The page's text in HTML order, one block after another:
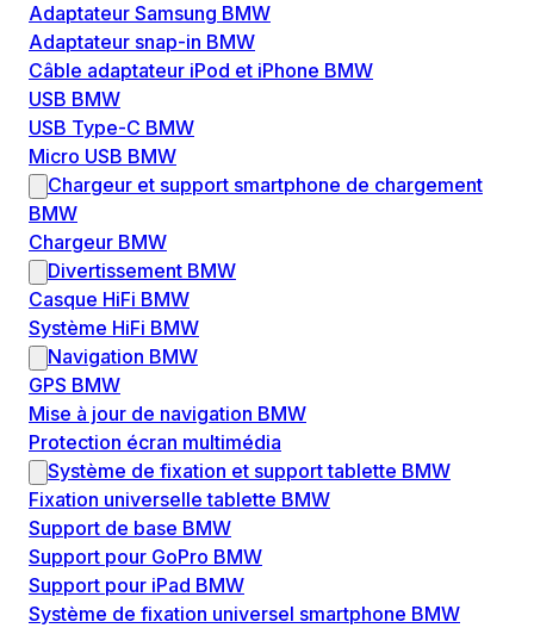
Adaptateur Samsung BMW
Adaptateur snap-in BMW
Câble adaptateur iPod et iPhone BMW
USB BMW
USB Type-C BMW
Micro USB BMW
Chargeur et support smartphone de chargement
BMW
Chargeur BMW
Divertissement BMW
Casque HiFi BMW
Système HiFi BMW
Navigation BMW
GPS BMW
Mise à jour de navigation BMW
Protection écran multimédia
Système de fixation et support tablette BMW
Fixation universelle tablette BMW
Support de base BMW
Support pour GoPro BMW
Support pour iPad BMW
Système de fixation universel smartphone BMW